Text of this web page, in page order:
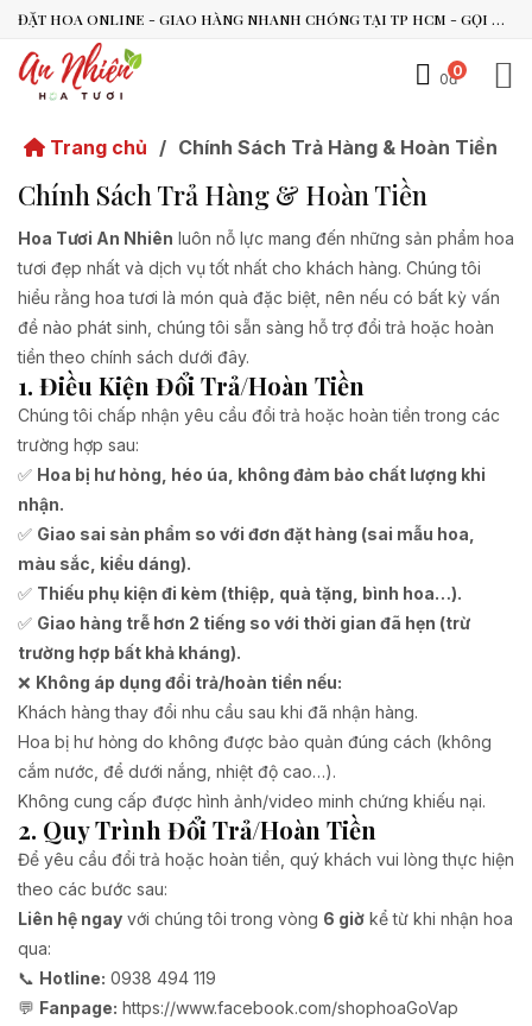
ĐẶT HOA ONLINE - GIAO HÀNG NHANH CHÓNG TẠI TP HCM - GỌI NGAY 0938.494.119 HOẶC 0899.492.909
0
0đ
Trang chủ / Chính Sách Trả Hàng & Hoàn Tiền
Chính Sách Trả Hàng & Hoàn Tiền
Hoa Tươi An Nhiên luôn nỗ lực mang đến những sản phẩm hoa
tươi đẹp nhất và dịch vụ tốt nhất cho khách hàng. Chúng tôi
hiểu rằng hoa tươi là món quà đặc biệt, nên nếu có bất kỳ vấn
đề nào phát sinh, chúng tôi sẵn sàng hỗ trợ đổi trả hoặc hoàn
tiền theo chính sách dưới đây.
1. Điều Kiện Đổi Trả/Hoàn Tiền
Chúng tôi chấp nhận yêu cầu đổi trả hoặc hoàn tiền trong các
trường hợp sau:
✅ Hoa bị hư hỏng, héo úa, không đảm bảo chất lượng khi
nhận.
✅ Giao sai sản phẩm so với đơn đặt hàng (sai mẫu hoa,
màu sắc, kiểu dáng).
✅ Thiếu phụ kiện đi kèm (thiệp, quà tặng, bình hoa…).
✅ Giao hàng trễ hơn 2 tiếng so với thời gian đã hẹn (trừ
trường hợp bất khả kháng).
❌ Không áp dụng đổi trả/hoàn tiền nếu:
Khách hàng thay đổi nhu cầu sau khi đã nhận hàng.
Hoa bị hư hỏng do không được bảo quản đúng cách (không
cắm nước, để dưới nắng, nhiệt độ cao…).
Không cung cấp được hình ảnh/video minh chứng khiếu nại.
2. Quy Trình Đổi Trả/Hoàn Tiền
Để yêu cầu đổi trả hoặc hoàn tiền, quý khách vui lòng thực hiện
theo các bước sau:
Liên hệ ngay với chúng tôi trong vòng 6 giờ kể từ khi nhận hoa
qua:
📞 Hotline: 0938 494 119
💬 Fanpage: https://www.facebook.com/shophoaGoVap
An Nhiên Flowers
Tư vấn nhanh trong vài phút
Bạn có thể để lại yêu cầu, mình sẽ phản hồi sớm.